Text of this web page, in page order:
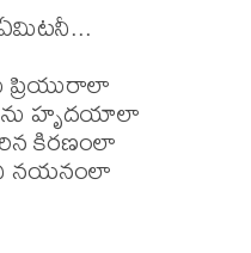
ప్రియురాలా
హృదయాలా
కిరణంలా
నయనంలా